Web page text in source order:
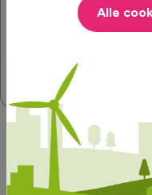
opzegboete
betalen als ik
overstap naar
Mega?
Bekijk
Alle